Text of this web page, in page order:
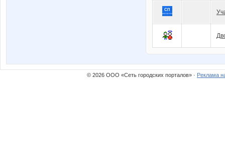
© 2026 ООО «Сеть городских порталов» · Реклама